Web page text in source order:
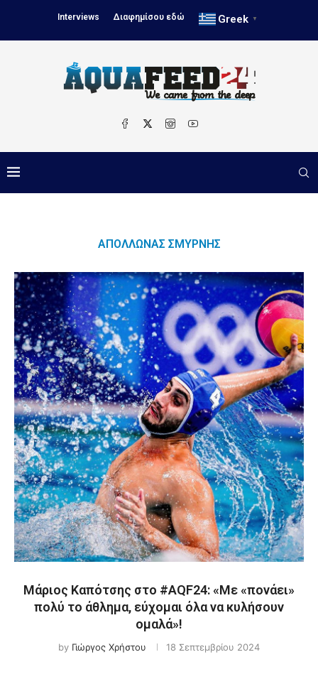
Interviews Διαφημίσου εδώ Greek ▼
ΑΠΌΛΛΩΝΑΣ ΣΜΎΡΝΗΣ
Μάριος Καπότσης στο #AQF24: «Με «πονάει»
πολύ το άθλημα, εύχομαι όλα να κυλήσουν
ομαλά»!
by Γιώργος Χρήστου 18 Σεπτεμβρίου 2024